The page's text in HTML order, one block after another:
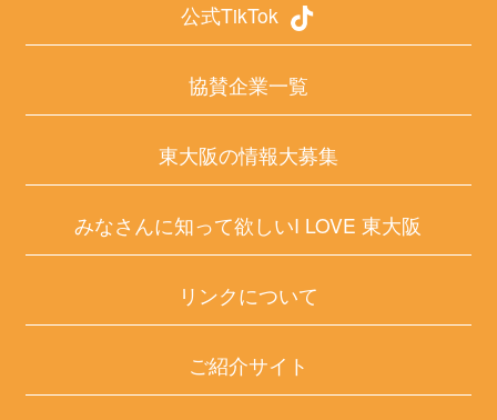
公式TikTok
協賛企業一覧
東大阪の情報大募集
みなさんに知って欲しいI LOVE 東大阪
リンクについて
ご紹介サイト